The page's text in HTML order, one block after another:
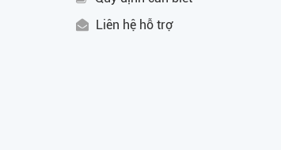
Liên hệ hỗ trợ